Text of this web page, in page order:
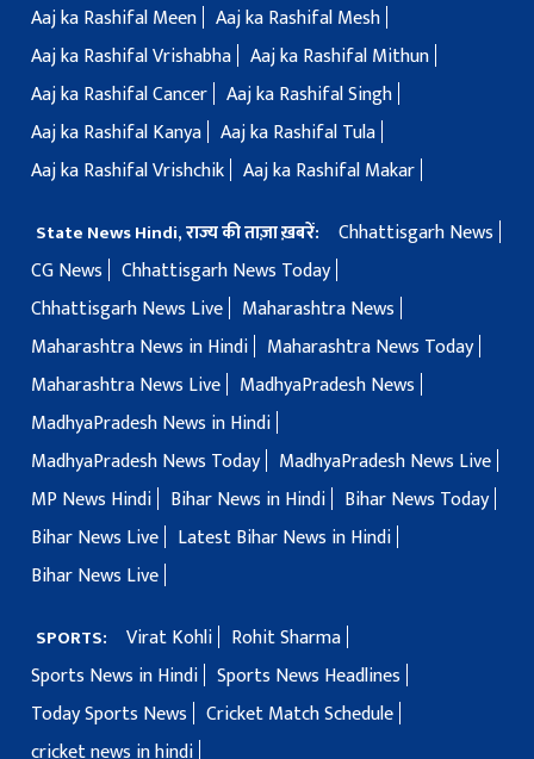
Aaj ka Rashifal Meen Aaj ka Rashifal Mesh
Aaj ka Rashifal Vrishabha Aaj ka Rashifal Mithun
Aaj ka Rashifal Cancer Aaj ka Rashifal Singh
Aaj ka Rashifal Kanya Aaj ka Rashifal Tula
Aaj ka Rashifal Vrishchik Aaj ka Rashifal Makar
State News Hindi, राज्य की ताज़ा ख़बरें:
Chhattisgarh News
CG News
Chhattisgarh News Today
Chhattisgarh News Live
Maharashtra News
Maharashtra News in Hindi
Maharashtra News Today
Maharashtra News Live
MadhyaPradesh News
MadhyaPradesh News in Hindi
MadhyaPradesh News Today
MadhyaPradesh News Live
MP News Hindi
Bihar News in Hindi
Bihar News Today
Bihar News Live
Latest Bihar News in Hindi
Bihar News Live
SPORTS: Virat Kohli
Rohit Sharma
Sports News in Hindi Sports News Headlines
Today Sports News
Cricket Match Schedule
cricket news in hindi